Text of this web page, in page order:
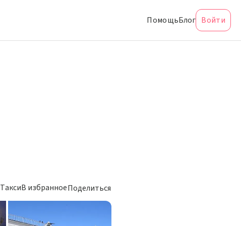
ПомощьБлог Войти
ТаксиВ избранноеПоделиться